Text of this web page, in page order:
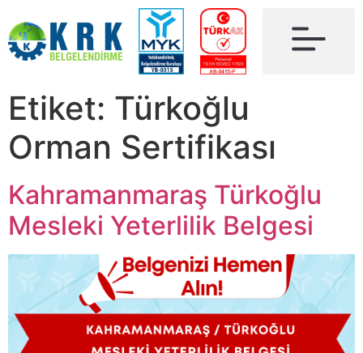
Etiket: Türkoğlu
Orman Sertifikası
Kahramanmaraş Türkoğlu
Mesleki Yeterlilik Belgesi